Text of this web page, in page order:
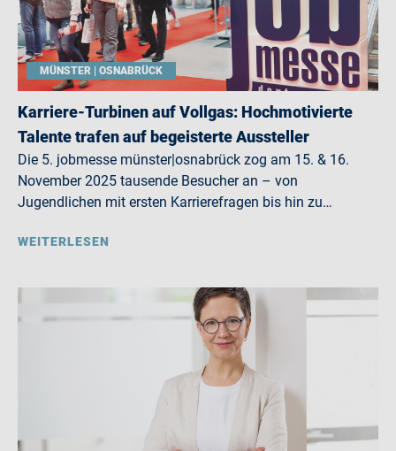
MÜNSTER | OSNABRÜCK
Karriere-Turbinen auf Vollgas: Hochmotivierte
Talente trafen auf begeisterte Aussteller
Die 5. jobmesse münster|osnabrück zog am 15. & 16.
November 2025 tausende Besucher an – von
Jugendlichen mit ersten Karrierefragen bis hin zu…
WEITERLESEN